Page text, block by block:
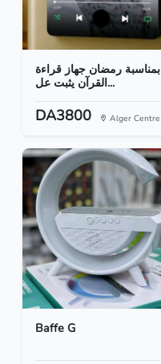
بمناسبة رمضان جهاز قراءة
القرآن يثبت عل...
DA3800 Alger Centre
Baffe G